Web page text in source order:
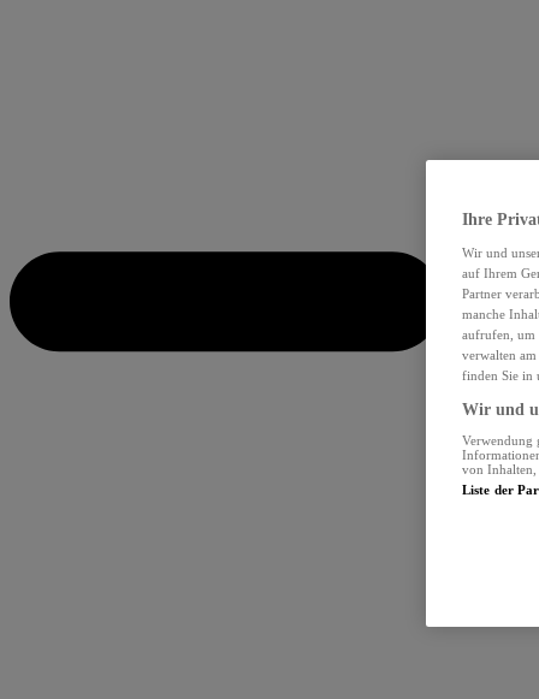
Ihre
Wir und
auf Ihrem
Partner
manche
aufrufen, um
verwalten
finden Sie in
Wir und
Verwendung
von Inhalten,
Liste der